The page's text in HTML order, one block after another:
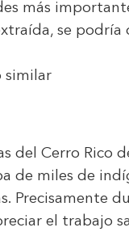
más
se
similar
del Cerro Rico
de miles de
Precisamente
el trabajo